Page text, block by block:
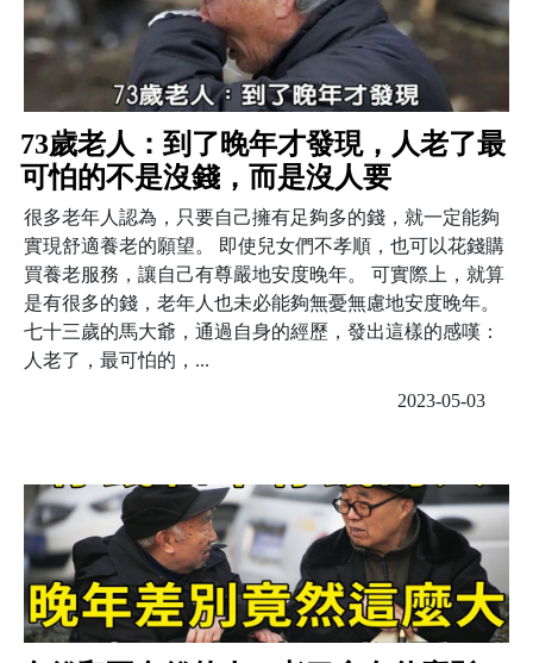
73歲老人：到了晚年才發現，人老了最
可怕的不是沒錢，而是沒人要
很多老年人認為，只要自己擁有足夠多的錢，就一定能夠
實現舒適養老的願望。 即使兒女們不孝順，也可以花錢購
買養老服務，讓自己有尊嚴地安度晚年。 可實際上，就算
是有很多的錢，老年人也未必能夠無憂無慮地安度晚年。
七十三歲的馬大爺，通過自身的經歷，發出這樣的感嘆：
人老了，最可怕的，...
2023-05-03